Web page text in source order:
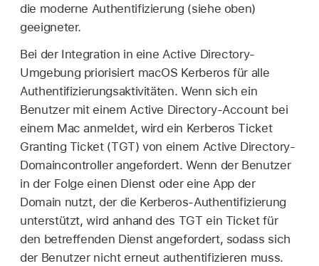
die moderne Authentifizierung (siehe oben)
geeigneter.
Bei der Integration in eine Active Directory-
Umgebung priorisiert macOS Kerberos für alle
Authentifizierungsaktivitäten. Wenn sich ein
Benutzer mit einem Active Directory-Account bei
einem Mac anmeldet, wird ein Kerberos Ticket
Granting Ticket (TGT) von einem Active Directory-
Domaincontroller angefordert. Wenn der Benutzer
in der Folge einen Dienst oder eine App der
Domain nutzt, der die Kerberos-Authentifizierung
unterstützt, wird anhand des TGT ein Ticket für
den betreffenden Dienst angefordert, sodass sich
der Benutzer nicht erneut authentifizieren muss.